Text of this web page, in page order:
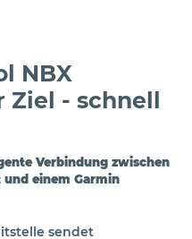
NBX
Ziel - schnell
Verbindung zwischen
einem Garmin
sendet